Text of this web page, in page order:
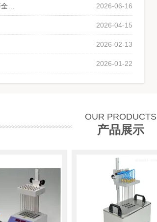
2026-06-16
2026-04-15
2026-02-13
2026-01-22
OUR PRODUCTS
产品展示